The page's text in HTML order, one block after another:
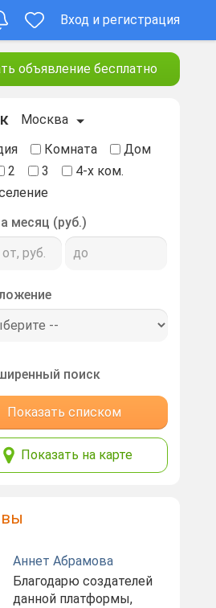
Вход и регистрация
объявление бесплатно
Москва
Комната
Дом
2 3
4-х ком.
месяц (руб.)
поиск
Показать списком
Показать на карте
Аннет Абрамова
Благодарю создателей
данной платформы,